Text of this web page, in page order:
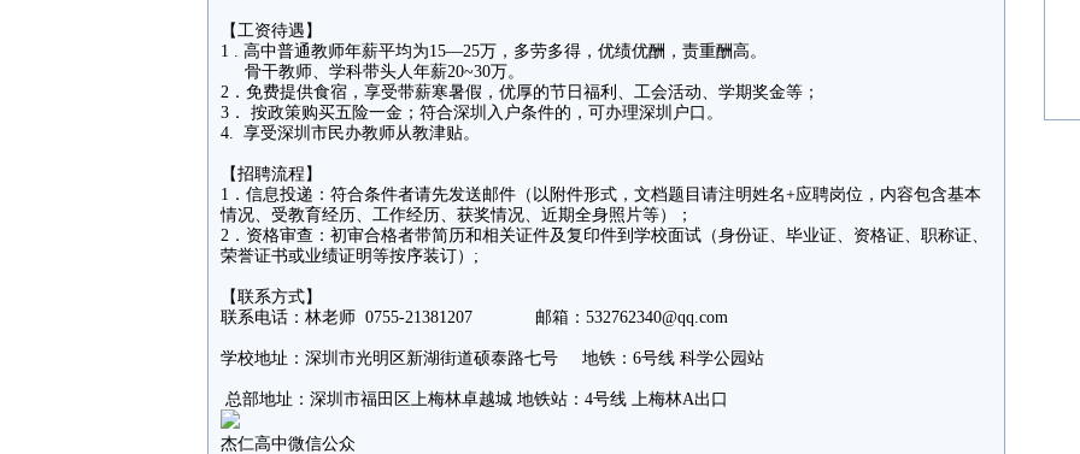
【工资待遇】
1 . 高中普通教师年薪平均为15—25万，多劳多得，优绩优酬，责重酬高。
骨干教师、学科带头人年薪20~30万。
2．免费提供食宿，享受带薪寒暑假，优厚的节日福利、工会活动、学期奖金等；
3． 按政策购买五险一金；符合深圳入户条件的，可办理深圳户口。
4. 享受深圳市民办教师从教津贴。
【招聘流程】
1．信息投递：符合条件者请先发送邮件（以附件形式，文档题目请注明姓名+应聘岗位，内容包含基本
情况、受教育经历、工作经历、获奖情况、近期全身照片等）；
2．资格审查：初审合格者带简历和相关证件及复印件到学校面试（身份证、毕业证、资格证、职称证、
荣誉证书或业绩证明等按序装订）;
【联系方式】
联系电话：林老师 0755-21381207 邮箱：532762340@qq.com
学校地址：深圳市光明区新湖街道硕泰路七号 地铁：6号线 科学公园站
总部地址：深圳市福田区上梅林卓越城 地铁站：4号线 上梅林A出口
杰仁高中微信公众